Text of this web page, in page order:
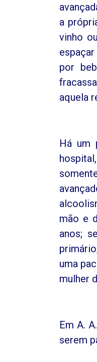
a
vinho
por
aquela
Há um
mão e
anos;
uma
mulher
Em A.
serem